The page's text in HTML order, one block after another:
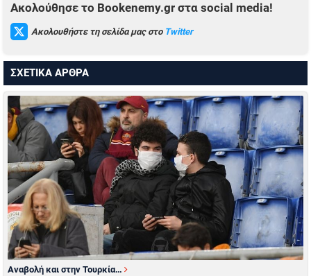
Ακολούθησε το Bookenemy.gr στα social media!
Ακολουθήστε τη σελίδα μας στο Twitter
ΣΧΕΤΙΚΑ ΑΡΘΡΑ
Αναβολή και στην Τουρκία…